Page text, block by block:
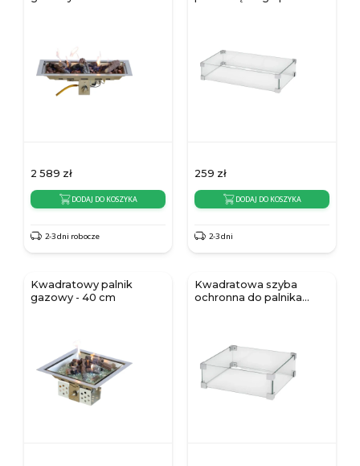
2 589 zł
DODAJ DO KOSZYKA
2-3 dni robocze
259 zł
DODAJ DO KOSZYKA
2-3 dni
Kwadratowy palnik
gazowy - 40 cm
Kwadratowa szyba
ochronna do palnika